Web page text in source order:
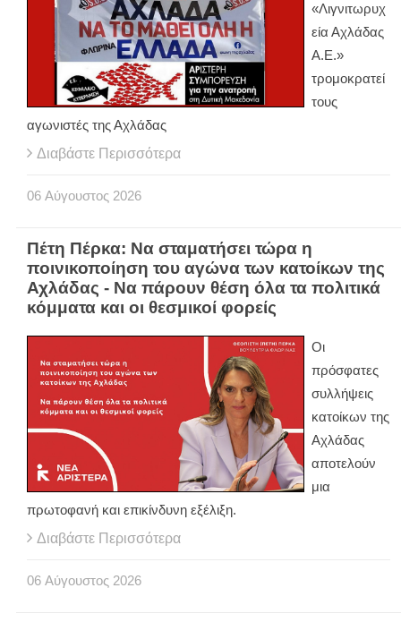
«Λιγνιτωρυχ
εία Αχλάδας
Α.Ε.»
τρομοκρατεί
τους
αγωνιστές της Αχλάδας
Διαβάστε Περισσότερα
06 Αύγουστος 2026
Πέτη Πέρκα: Να σταματήσει τώρα η
ποινικοποίηση του αγώνα των κατοίκων της
Αχλάδας - Να πάρουν θέση όλα τα πολιτικά
κόμματα και οι θεσμικοί φορείς
Οι
πρόσφατες
συλλήψεις
κατοίκων της
Αχλάδας
αποτελούν
μια
πρωτοφανή και επικίνδυνη εξέλιξη.
Διαβάστε Περισσότερα
06 Αύγουστος 2026